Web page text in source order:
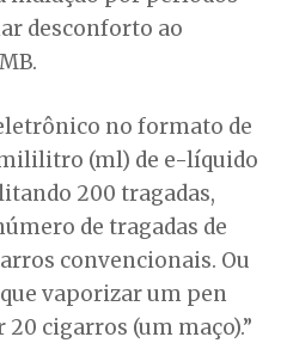
desconforto ao
no formato de
(ml) de e-líquido
200 tragadas,
de tragadas de
convencionais. Ou
vaporizar um pen
cigarros (um maço).”